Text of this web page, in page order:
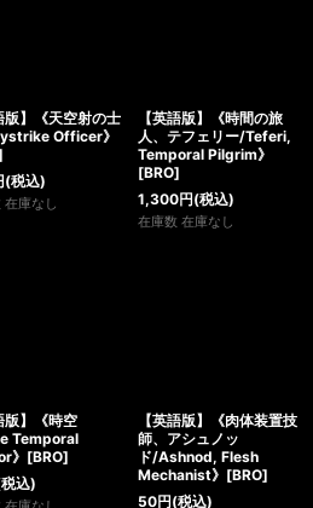
版】《天空射の士
Officer》
(税込)
在庫なし
【英語版】《時間の旅
人、テフェリー/Teferi,
Temporal Pilgrim》
[BRO]
1,300円(税込)
在庫数 在庫なし
版】《時空
Temporal
》[BRO]
込)
【英語版】《肉体装置技
師、アシュノッ
ド/Ashnod, Flesh
Mechanist》[BRO]
50円(税込)